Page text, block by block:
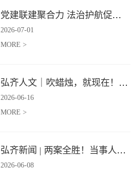
党建联建聚合力 法治护航促振兴 | 弘齐律所党支部与龙星村党委联合开展庆 “七一” 主题党日活动
2026-07-01
MORE >
弘齐人文｜吹蜡烛，就现在！弘齐第二季度生日会如约而至
2026-06-16
MORE >
弘齐新闻 | 两案全胜！当事人赠 “律法精湛 不负重托” 锦旗致谢
2026-06-08